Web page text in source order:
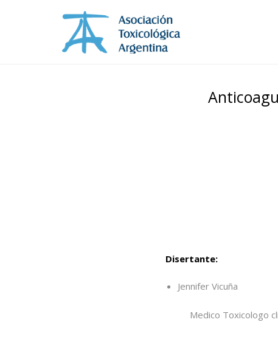
Disertante:
Jennifer Vicuña
Medico Toxicologo